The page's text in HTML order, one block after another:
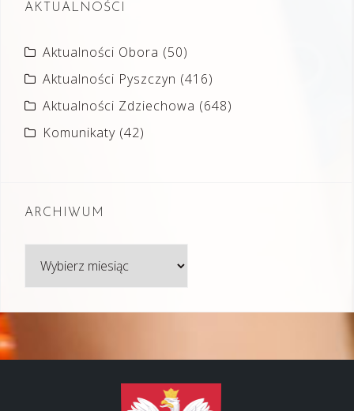
AKTUALNOŚCI
Aktualności Obora (50)
Aktualności Pyszczyn (416)
Aktualności Zdziechowa (648)
Komunikaty (42)
ARCHIWUM